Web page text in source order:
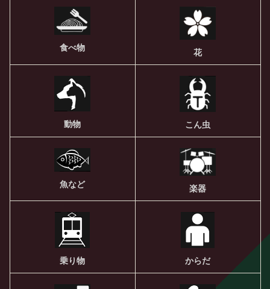
食べ物 花
動物 こん虫
魚など 楽器
乗り物 からだ